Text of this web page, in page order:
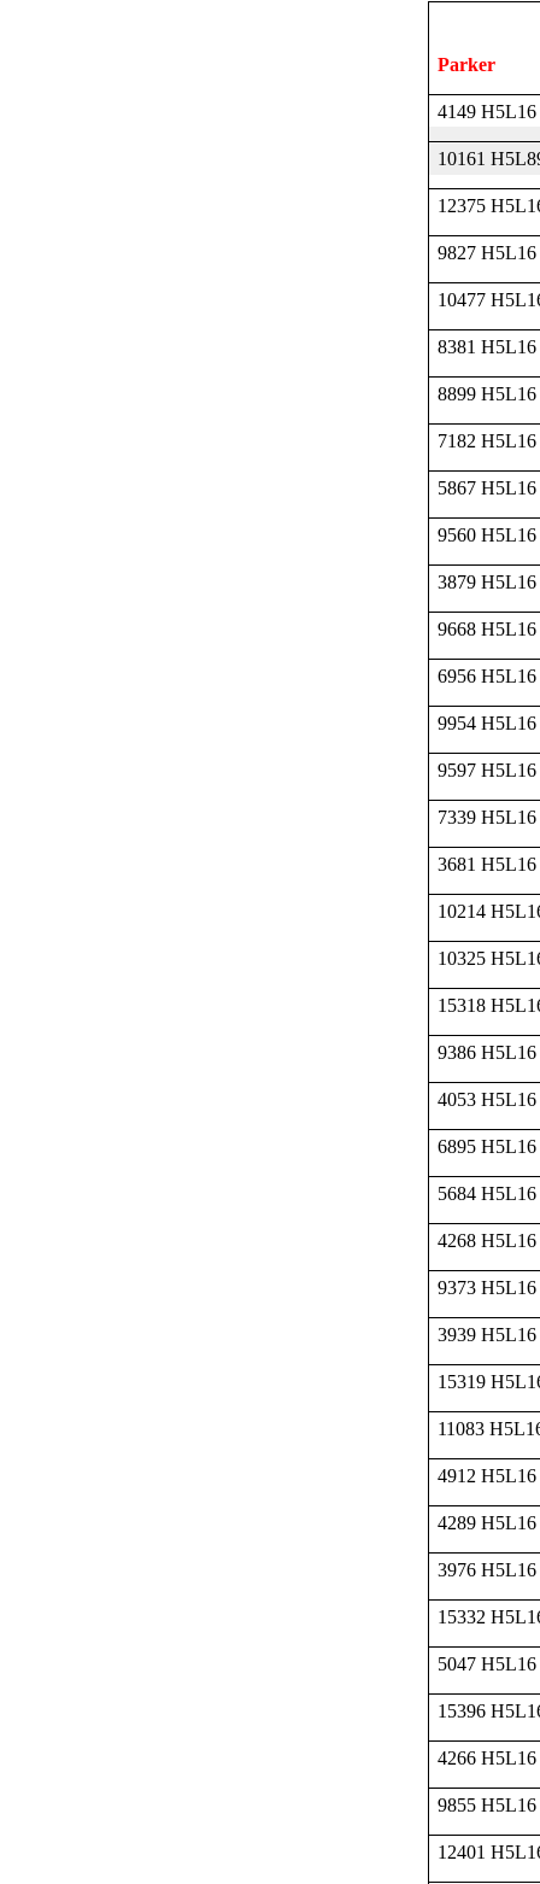
Parker
4149 H5L16
10161
12375
9827 H5L16
10477
8381 H5L16
8899 H5L16
7182 H5L16
5867 H5L16
9560 H5L16
3879 H5L16
9668 H5L16
6956 H5L16
9954 H5L16
9597 H5L16
7339 H5L16
3681 H5L16
10214
10325
15318
9386 H5L16
4053 H5L16
6895 H5L16
5684 H5L16
4268 H5L16
9373 H5L16
3939 H5L16
15319
11083
4912 H5L16
4289 H5L16
3976 H5L16
15332
5047 H5L16
15396
4266 H5L16
9855 H5L16
12401